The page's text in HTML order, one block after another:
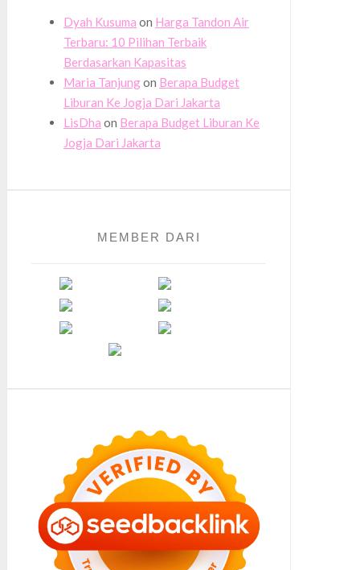
Dyah Kusuma on Harga Tandon Air
Terbaru: 10 Pilihan Terbaik
Berdasarkan Kapasitas
Maria Tanjungon Berapa Budget
Liburan Ke Jogja Dari Jakarta
LisDha on Berapa Budget Liburan Ke
Jogja Dari Jakarta
MEMBER DARI